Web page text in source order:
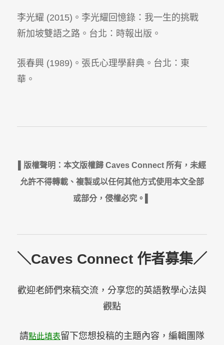
李光耀 (2015)。李光耀回憶錄：我一生的挑戰
新加坡雙語之路。台北：時報出版。
張春興 (1989)。張氏心理學辭典。台北：東
華。
▌版權聲明：本文版權歸 Caves Connect 所有，未經
允許不得轉載、複製或以任何其他方式使用本文全部
或部分，侵權必究。▌
＼Caves Connect 作者募集／
歡迎老師們來稿交流，分享您的英語教學心法與
觀點
請點此填表留下您想投稿的主題內容，編輯團隊